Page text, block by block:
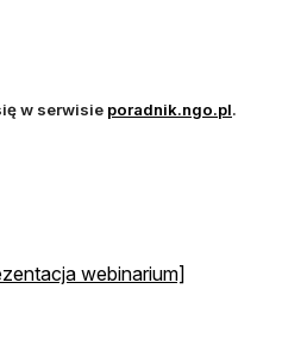
nowej karcie
w serwisie poradnik.ngo.pl.
webinarium]